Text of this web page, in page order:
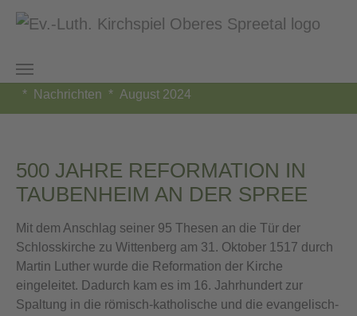
Zum Hauptinhalt springen
Sie sind hier:
Kirchspiel Oberes Spreetal
Nachrichten
August 2024
500 JAHRE REFORMATION IN
TAUBENHEIM AN DER SPREE
Mit dem Anschlag seiner 95 Thesen an die Tür der
Schlosskirche zu Wittenberg am 31. Oktober 1517 durch
Martin Luther wurde die Reformation der Kirche
eingeleitet. Dadurch kam es im 16. Jahrhundert zur
Spaltung in die römisch-katholische und die evangelisch-